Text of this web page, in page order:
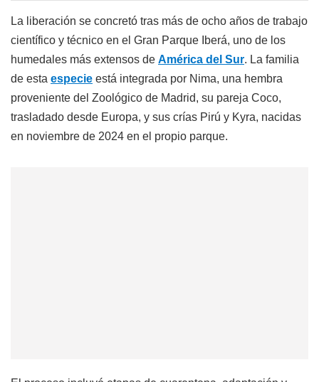
La liberación se concretó tras más de ocho años de trabajo
científico y técnico en el Gran Parque Iberá, uno de los
humedales más extensos de América del Sur. La familia
de esta especie está integrada por Nima, una hembra
proveniente del Zoológico de Madrid, su pareja Coco,
trasladado desde Europa, y sus crías Pirú y Kyra, nacidas
en noviembre de 2024 en el propio parque.